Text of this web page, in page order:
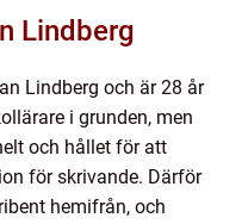
Lindberg
Lindberg och är 28 år
i grunden, men
och hållet för att
för skrivande. Därför
hemifrån, och